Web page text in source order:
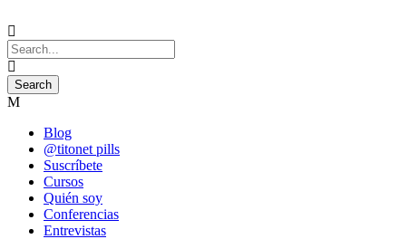
Blog
@titonet pills
Suscríbete
Cursos
Quién soy
Conferencias
Entrevistas